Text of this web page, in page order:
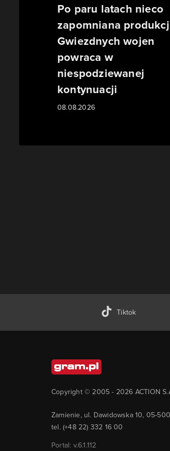
Po paru latach nieco
zapomniana
Gwiezdnych wojen
powraca w
niespodziewanej
kontynuacji
08.08.2026
Tiktok
Copyright © 2005 - 2026 ACTION
Zamienie, ul. Dawidowska 10, 05-
tel. (+48 22) 332 16 00
Portal: v.6.1.112